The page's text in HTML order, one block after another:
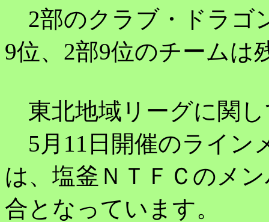
2部のクラブ・ドラゴ
9位、2部9位のチームは
東北地域リーグに関
5月11日開催のライン
は、塩釜ＮＴＦＣのメ
合となっています。